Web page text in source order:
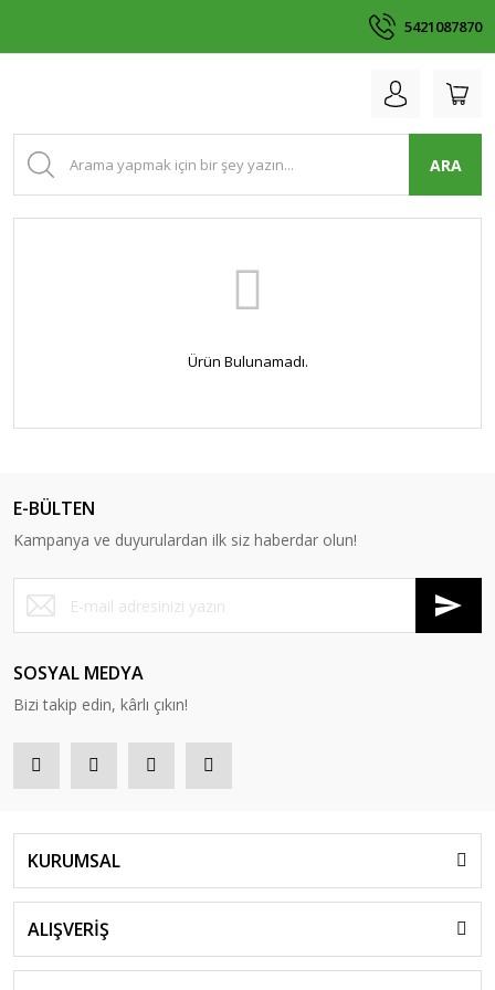
5421087870
ARA
Ürün Bulunamadı.
E-BÜLTEN
Kampanya ve duyurulardan ilk siz haberdar olun!
SOSYAL MEDYA
Bizi takip edin, kârlı çıkın!
KURUMSAL
ALIŞVERİŞ